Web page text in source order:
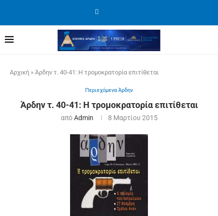
Αρχική » Άρδην τ. 40-41: Η τρομοκρατορία επιτίθεται
Περιεχόμενα Άρδην
Άρδην τ. 40-41: Η τρομοκρατορία επιτίθεται
απόAdmin 8 Μαρτίου 2015